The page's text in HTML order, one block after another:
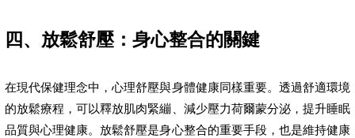
四、放鬆舒壓：身心整合的關鍵
在現代保健理念中，心理舒壓與身體健康同樣重要。透過舒適環境
的放鬆療程，可以釋放肌肉緊繃、減少壓力荷爾蒙分泌，提升睡眠
品質與心理健康。放鬆舒壓是身心整合的重要手段，也是維持健康